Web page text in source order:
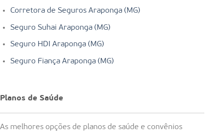
Corretora de Seguros Araponga (MG)
Seguro Suhai Araponga (MG)
Seguro HDI Araponga (MG)
Seguro Fiança Araponga (MG)
Planos de Saúde
As melhores opções de planos de saúde e convênios